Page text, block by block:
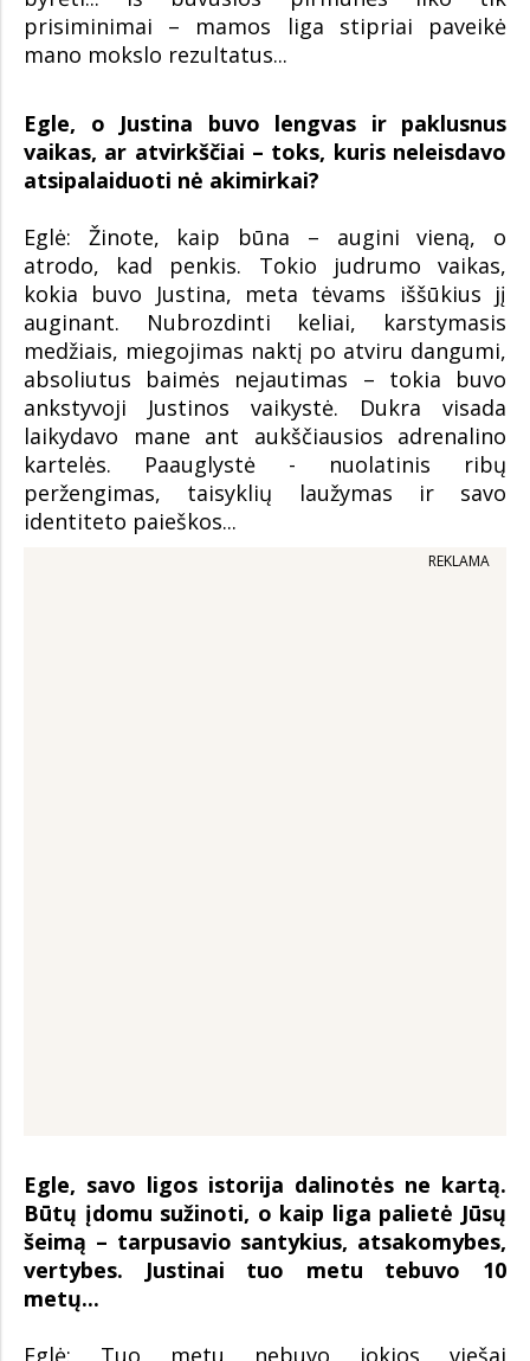
prisiminimai – mamos liga stipriai paveikė
mano mokslo rezultatus...
Egle, o Justina buvo lengvas ir paklusnus
vaikas, ar atvirkščiai – toks, kuris neleisdavo
atsipalaiduoti nė akimirkai?
Eglė: Žinote, kaip būna – augini vieną, o
atrodo, kad penkis. Tokio judrumo vaikas,
kokia buvo Justina, meta tėvams iššūkius jį
auginant. Nubrozdinti keliai, karstymasis
medžiais, miegojimas naktį po atviru dangumi,
absoliutus baimės nejautimas – tokia buvo
ankstyvoji Justinos vaikystė. Dukra visada
laikydavo mane ant aukščiausios adrenalino
kartelės. Paauglystė - nuolatinis ribų
peržengimas, taisyklių laužymas ir savo
identiteto paieškos...
REKLAMA
Egle, savo ligos istorija dalinotės ne kartą.
Būtų įdomu sužinoti, o kaip liga palietė Jūsų
šeimą – tarpusavio santykius, atsakomybes,
vertybes. Justinai tuo metu tebuvo 10
metų...